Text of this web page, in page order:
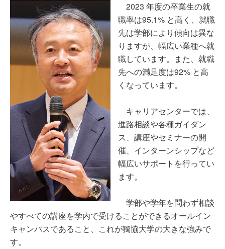
2023 年度の卒業生の就
職率は95.1% と高く、就職
先は学部により傾向は異な
りますが、幅広い業種へ就
職しています。また、就職
先への満足度は92% と高
くなっています。
キャリアセンターでは、
進路相談や各種ガイダン
ス、講座やセミナーの開
催、インターンシップなど
幅広いサポートを行ってい
ます。
学部や学年を問わず相談
やすべての講座を学内で受けることができるオールイン
キャンパスであること、これが獨協大学の大きな強みで
す。